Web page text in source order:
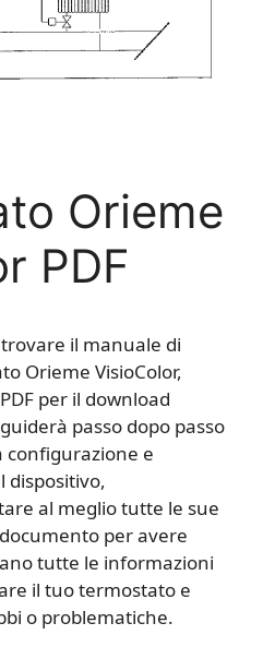
Orieme
PDF
il manuale di
Orieme VisioColor,
per il download
passo dopo passo
configurazione e
dispositivo,
al meglio tutte le sue
per avere
tutte le informazioni
il tuo termostato e
o problematiche.